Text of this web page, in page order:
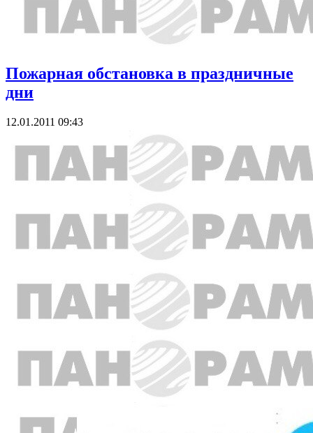
Пожарная обстановка в праздничные
дни
12.01.2011 09:43